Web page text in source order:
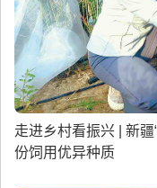
走进乡村看振兴 | 新
份饲用优异种质